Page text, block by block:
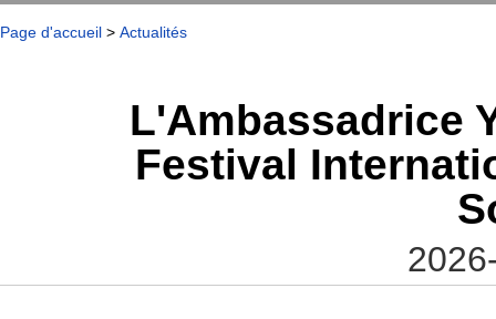
Page d'accueil > Actualités
L'Ambassadrice
Festival